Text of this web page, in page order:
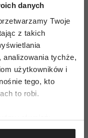
danych
Twoje
z takich
tychże,
użytkowników i
tego, kto
to robi.
lokalizacji
zaczną latać